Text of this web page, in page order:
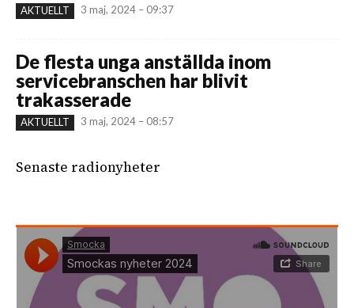
AKTUELLT 3 maj, 2024 – 09:37
De flesta unga anställda inom
servicebranschen har blivit
trakasserade
AKTUELLT 3 maj, 2024 – 08:57
Senaste radionyheter